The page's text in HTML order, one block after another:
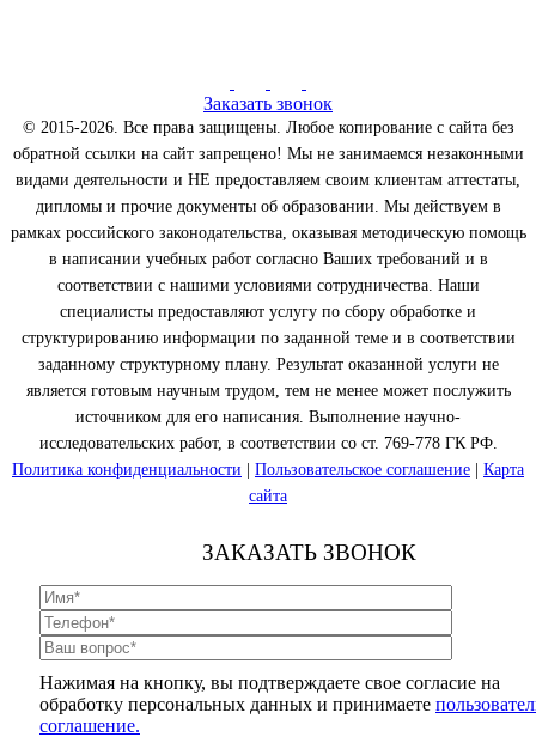
Заказать звонок
© 2015-2026. Все права защищены. Любое копирование с сайта без
обратной ссылки на сайт запрещено! Мы не занимаемся незаконными
видами деятельности и НЕ предоставляем своим клиентам аттестаты,
дипломы и прочие документы об образовании. Мы действуем в
рамках российского законодательства, оказывая методическую помощь
в написании учебных работ согласно Ваших требований и в
соответствии с нашими условиями сотрудничества. Наши
специалисты предоставляют услугу по сбору обработке и
структурированию информации по заданной теме и в соответствии
заданному структурному плану. Результат оказанной услуги не
является готовым научным трудом, тем не менее может послужить
источником для его написания. Выполнение научно-
исследовательских работ, в соответствии со ст. 769-778 ГК РФ.
Политика конфиденциальности
Пользовательское соглашение
Карта
сайта
ЗАКАЗАТЬ ЗВОНОК
Нажимая на кнопку, вы подтверждаете свое согласие на
обработку персональных данных и принимаете
соглашение.